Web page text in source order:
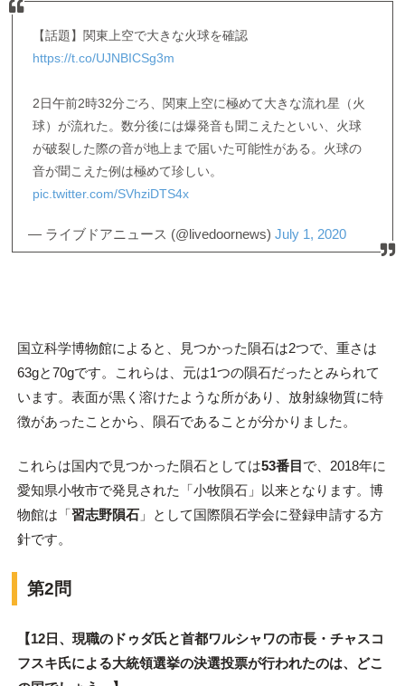
【話題】関東上空で大きな火球を確認
https://t.co/UJNBICSg3m
2日午前2時32分ごろ、関東上空に極めて大きな流れ星（火
球）が流れた。数分後には爆発音も聞こえたといい、火球
が破裂した際の音が地上まで届いた可能性がある。火球の
音が聞こえた例は極めて珍しい。
pic.twitter.com/SVhziDTS4x
— ライブドアニュース (@livedoornews) July 1, 2020
国立科学博物館によると、見つかった隕石は2つで、重さは
63gと70gです。これらは、元は1つの隕石だったとみられて
います。表面が黒く溶けたような所があり、放射線物質に特
徴があったことから、隕石であることが分かりました。
これらは国内で見つかった隕石としては53番目 で、2018年に
愛知県小牧市で発見された「小牧隕石」以来となります。博
物館は「習志野隕石」として国際隕石学会に登録申請する方
針です。
第2問
【12日、現職のドゥダ氏と首都ワルシャワの市長・チャスコ
フスキ氏による大統領選挙の決選投票が行われたのは、どこ